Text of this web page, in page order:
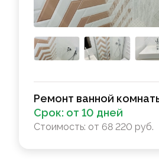
Ремонт ванной
Срок: от 10 дней
Стоимость: от 68 220 руб.